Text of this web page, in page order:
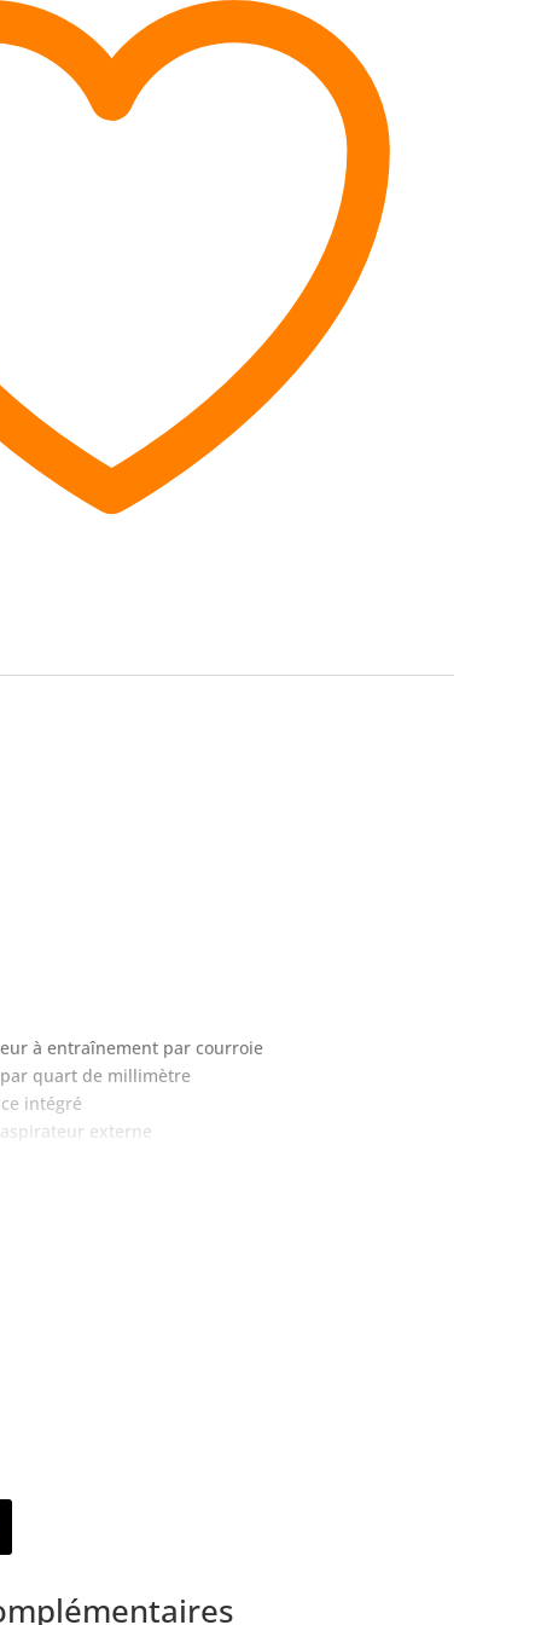
à entraînement par courroie
quart de millimètre
intégré
externe